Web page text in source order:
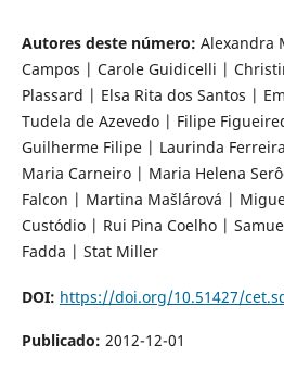
Autores deste número: Alexandra
Campos | Carole Guidicelli |
Plassard | Elsa Rita dos Santos |
Tudela de Azevedo | Filipe
Guilherme Filipe | Laurinda
Maria Carneiro | Maria Helena
Falcon | Martina Mašlárová |
Custódio | Rui Pina Coelho |
Fadda | Stat Miller
DOI: https://doi.org/10.51427/
Publicado: 2012-12-01